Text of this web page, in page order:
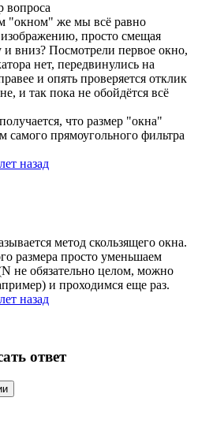
вопроса
"окном" же мы всё равно
просто смещая
и вниз? Посмотрели первое окно,
нет, передвинулись на
и опять проверяется отклик
и так пока не обойдётся всё
что размер "окна"
самого прямоугольного фильтра
назад
метод скользящего окна.
размера просто уменьшаем
не обязательно целом, можно
и проходимся еще раз.
назад
ответ